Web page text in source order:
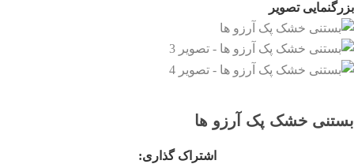
بزرگنمایی تصویر
بستنی خشک پک آرزو ها
اشتراک گذاری: